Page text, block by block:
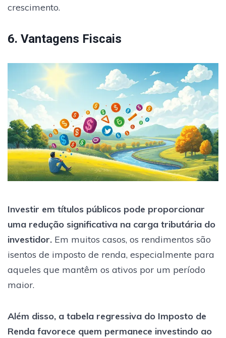
crescimento.
6. Vantagens Fiscais
Investir em títulos públicos pode proporcionar
uma redução significativa na carga tributária do
investidor. Em muitos casos, os rendimentos são
isentos de imposto de renda, especialmente para
aqueles que mantêm os ativos por um período
maior.
Além disso, a tabela regressiva do Imposto de
Renda favorece quem permanece investindo ao